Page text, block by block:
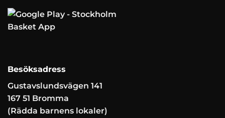
Besöksadress
Gustavslundsvägen 141
167 51 Bromma
(Rädda barnens lokaler)